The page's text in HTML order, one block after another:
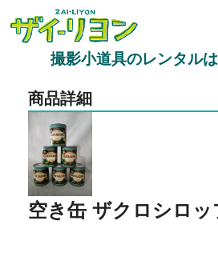
撮影小道具のレンタル
商品詳細
空き缶 ザクロシロッ